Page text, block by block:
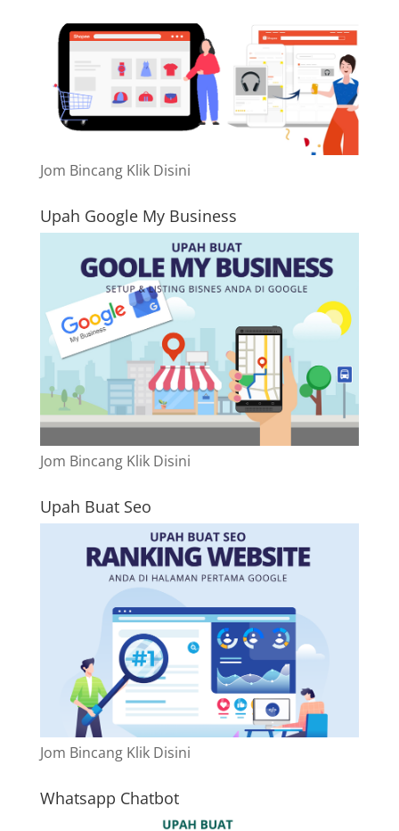
Jom Bincang Klik Disini
Upah Google My Business
Jom Bincang Klik Disini
Upah Buat Seo
Jom Bincang Klik Disini
Whatsapp Chatbot